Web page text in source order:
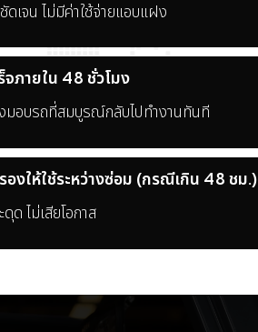
ดเจน ไม่มีค่าใช้จ่ายแอบแฝง
จภายใน 48 ชั่วโมง
มอบรถที่สมบูรณ์กลับไปทำงานทันที
องให้ใช้ระหว่างซ่อม (กรณีเกิน 48 ชม.)
ดุด ไม่เสียโอกาส